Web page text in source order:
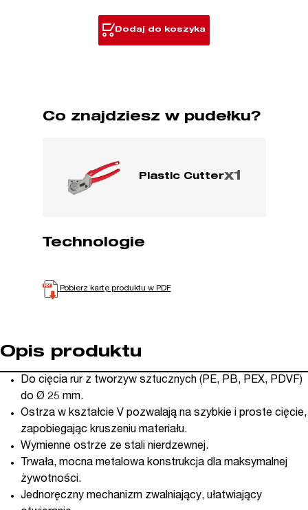
rur
Dodaj do koszyka
Co znajdziesz w pudełku?
Plastic Cutterx1
Technologie
Pobierz kartę produktu w PDF
Opis produktu
Do cięcia rur z tworzyw sztucznych (PE, PB, PEX, PDVF)
do Ø 25 mm.
Ostrza w kształcie V pozwalają na szybkie i proste cięcie,
zapobiegając kruszeniu materiału.
Wymienne ostrze ze stali nierdzewnej.
Trwała, mocna metalowa konstrukcja dla maksymalnej
żywotności.
Jednoręczny mechanizm zwalniający, ułatwiający